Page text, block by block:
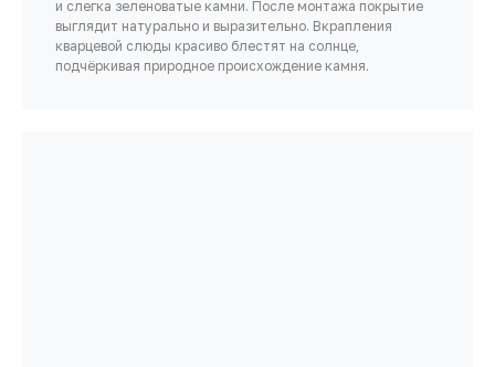
и слегка зеленоватые камни. После монтажа покрытие
выглядит натурально и выразительно. Вкрапления
кварцевой слюды красиво блестят на солнце,
подчёркивая природное происхождение камня.